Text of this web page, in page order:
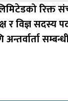
रिक्त
र विज्ञ सदस्य